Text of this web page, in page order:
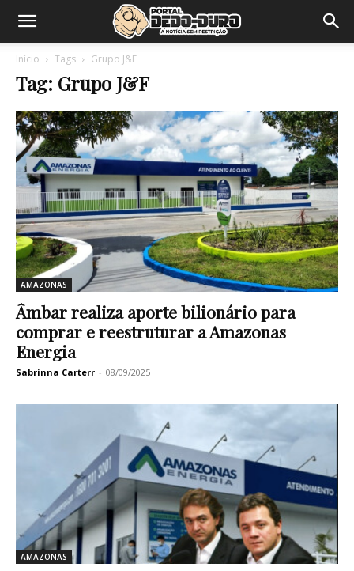
Início Tags Grupo J&F
Tag: Grupo J&F
AMAZONAS
Âmbar realiza aporte bilionário para
comprar e reestruturar a Amazonas
Energia
Sabrinna Carterr - 08/09/2025
AMAZONAS